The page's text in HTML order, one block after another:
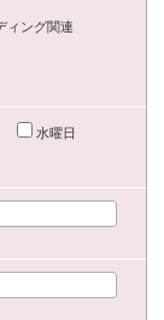
ィング関連
水曜日